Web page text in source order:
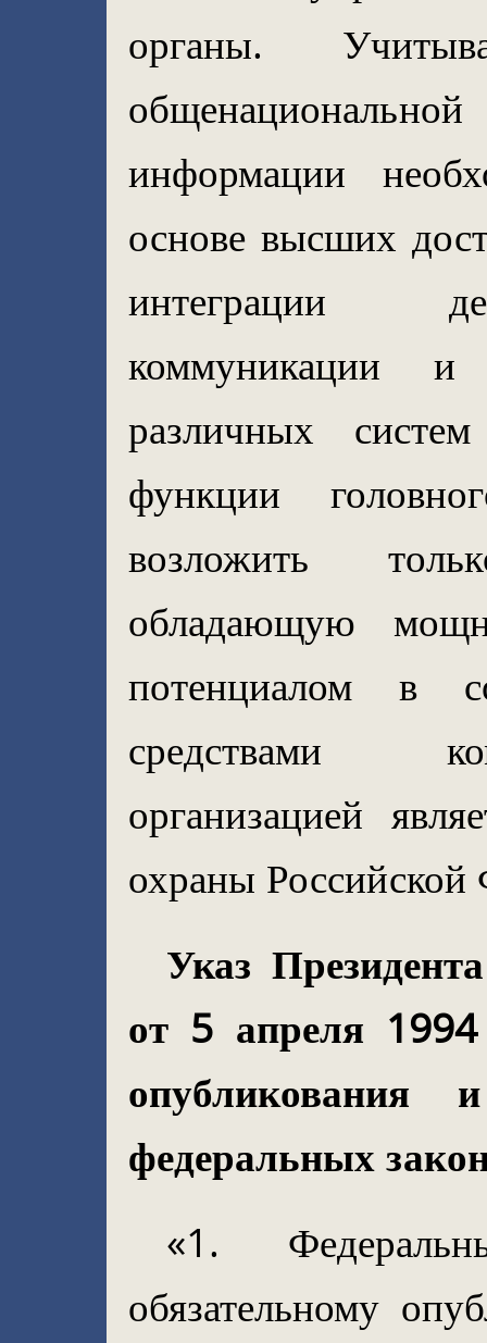
органы.
информации
основе высших
интеграции
коммуникации
различных
функции
возложить
обладающую
потенциалом в
средствами
организацией
охраны Российской
Указ
от 5 апреля
опубликования
федеральных
«1.
обязательному